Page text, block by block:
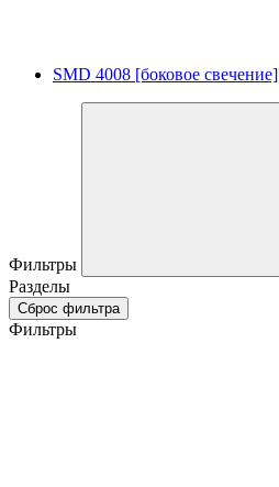
SMD 4008 [боковое свечение]
Фильтры
Разделы
Сброс фильтра
Фильтры